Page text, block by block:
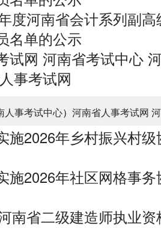
度河南省会计系列副
名单的公示
试网 河南省考试中心
事考试网
人事考试中心） 河南省人事考试网
施2026年乡村振兴村
施2026年社区网格事
南省二级建造师执业